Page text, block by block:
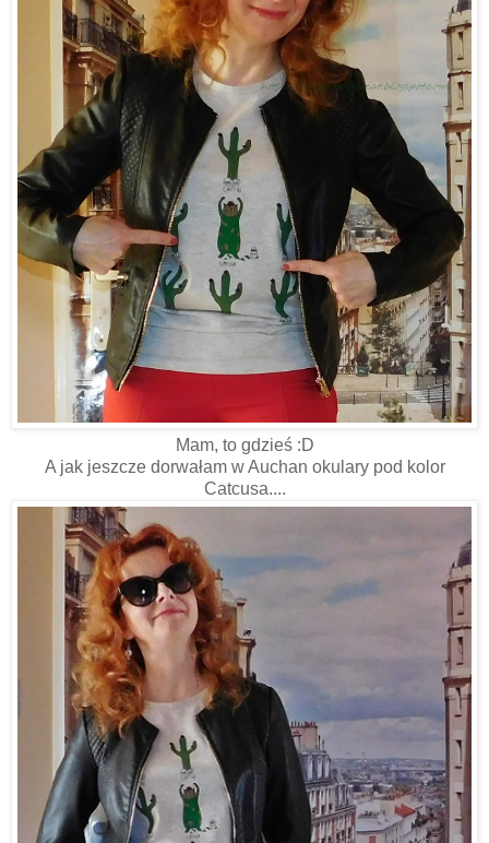
Mam, to gdzieś :D
A jak jeszcze dorwałam w Auchan okulary pod kolor
Catcusa....